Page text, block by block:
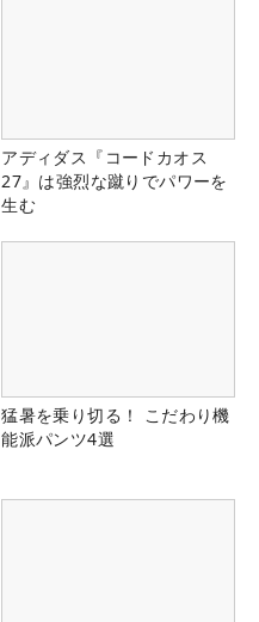
アディダス『コードカオス
27』は強烈な蹴りでパワーを
生む
猛暑を乗り切る！ こだわり機
能派パンツ4選